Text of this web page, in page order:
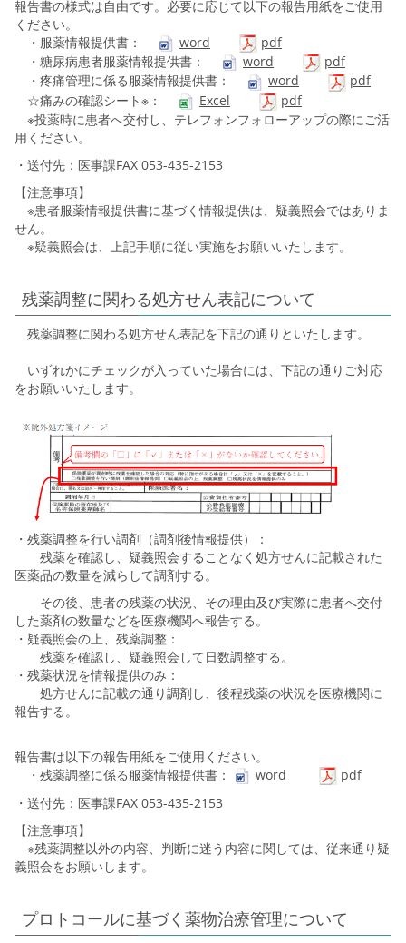
報告書の様式は自由です。必要に応じて以下の報告用紙をご使用
ください。
・服薬情報提供書：
word
pdf
・糖尿病患者服薬情報提供書：
word
pdf
・疼痛管理に係る服薬情報提供書：
word
pdf
☆痛みの確認シート※：
Excel
pdf
※投薬時に患者へ交付し、テレフォンフォローアップの際にご活
用ください。
・送付先：医事課FAX 053-435-2153
【注意事項】
※患者服薬情報提供書に基づく情報提供は、疑義照会ではありま
せん。
※疑義照会は、上記手順に従い実施をお願いいたします。
残薬調整に関わる処方せん表記について
残薬調整に関わる処方せん表記を下記の通りといたします。
いずれかにチェックが入っていた場合には、下記の通りご対応
をお願いいたします。
・残薬調整を行い調剤（調剤後情報提供）：
残薬を確認し、疑義照会することなく処方せんに記載された
医薬品の数量を減らして調剤する。
その後、患者の残薬の状況、その理由及び実際に患者へ交付
した薬剤の数量などを医療機関へ報告する。
・疑義照会の上、残薬調整：
残薬を確認し、疑義照会して日数調整する。
・残薬状況を情報提供のみ：
処方せんに記載の通り調剤し、後程残薬の状況を医療機関に
報告する。
報告書は以下の報告用紙をご使用ください。
・残薬調整に係る服薬情報提供書：
word
pdf
・送付先：医事課FAX 053-435-2153
【注意事項】
※残薬調整以外の内容、判断に迷う内容に関しては、従来通り疑
義照会をお願いします。
プロトコールに基づく薬物治療管理について